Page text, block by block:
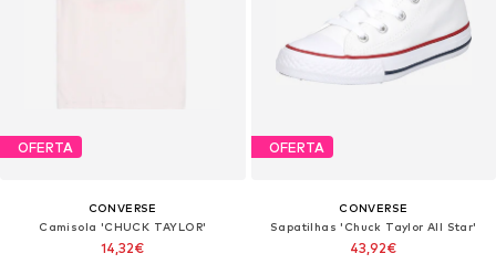
OFERTA
CONVERSE
Camisola 'CHUCK TAYLOR'
14,32€
OFERTA
CONVERSE
Sapatilhas 'Chuck Taylor All Star'
43,92€